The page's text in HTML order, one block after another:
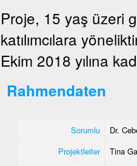
Proje, 15 yaş üzeri
katılımcılara
Ekim 2018 yılına
Rahmendaten
Sorumlu
Dr.
Projektleiter
Tina